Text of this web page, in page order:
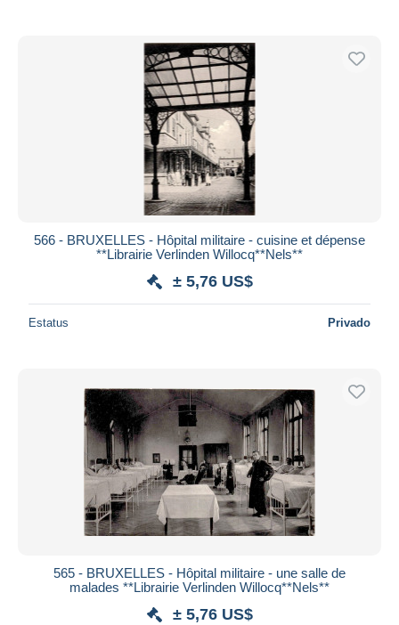
566 - BRUXELLES - Hôpital militaire - cuisine et dépense
**Librairie Verlinden Willocq**Nels**
± 5,76 US$
Estatus Privado
565 - BRUXELLES - Hôpital militaire - une salle de
malades **Librairie Verlinden Willocq**Nels**
± 5,76 US$